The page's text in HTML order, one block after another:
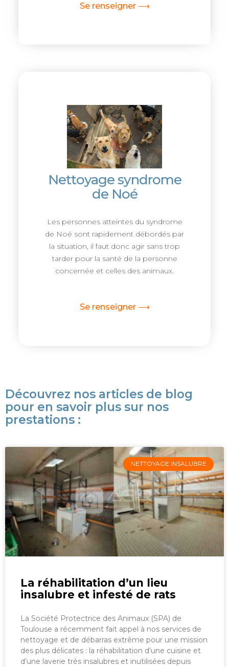
Se renseigner ⟶
Nettoyage syndrome
de Noé
Les personnes atteintes du syndrome
de Noé sont rapidement débordés par
la situation, il faut donc agir sans trop
tarder pour la santé de la personne
concernée et celles des animaux.
Se renseigner ⟶
Découvrez nos articles de blog
pour en savoir plus sur nos
prestations :
NETTOYAGE INSALUBRE
La réhabilitation d’un lieu
insalubre et infesté de rats
La Société Protectrice des Animaux (SPA) de
Toulouse a récemment fait appel à nos services de
nettoyage et de débarras extrême pour une mission
des plus délicates : la réhabilitation d’une cuisine et
d’une laverie très insalubres et inutilisées depuis